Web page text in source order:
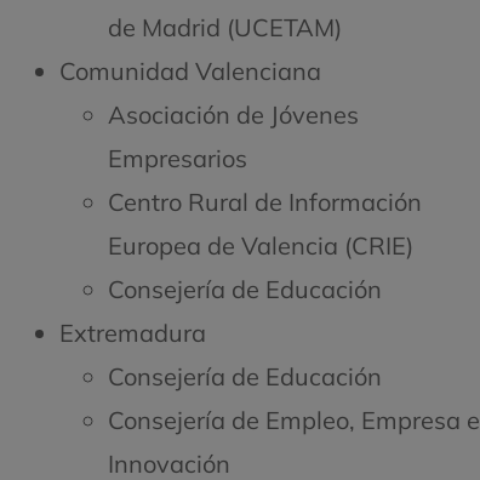
de Madrid (UCETAM)
Comunidad Valenciana
Asociación de Jóvenes
Empresarios
Centro Rural de Información
Europea de Valencia (CRIE)
Consejería de Educación
Extremadura
Consejería de Educación
Consejería de Empleo, Empresa e
Innovación